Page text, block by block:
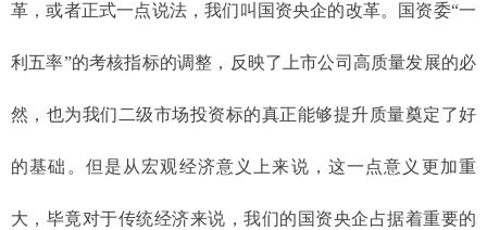
革，或者正式一点说法，我们叫国资央企的改革。国资委“一
利五率”的考核指标的调整，反映了上市公司高质量发展的必
然，也为我们二级市场投资标的真正能够提升质量奠定了好
的基础。但是从宏观经济意义上来说，这一点意义更加重
大，毕竟对于传统经济来说，我们的国资央企占据着重要的